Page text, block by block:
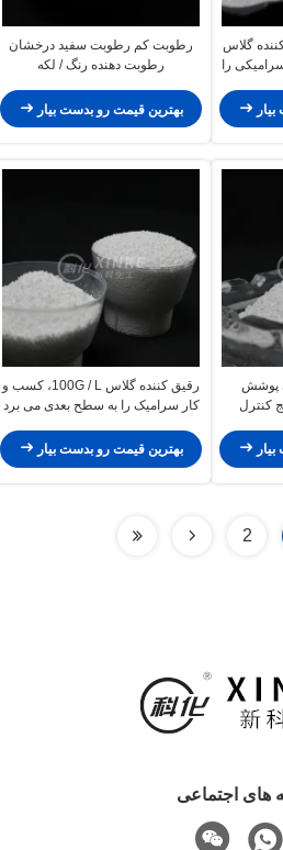
گلاس
را
رطوبت کم رطوبت سفید درخشان
رطوبت دهنده رنگ / لکه
بهترین قیمت رو بدست بیار
پوشش
کنترل
رقیق کننده گلاس 100G / L، کسب و
کار سرامیک را به سطح بعدی می برد
بهترین قیمت رو بدست بیار
2
های اجتماعی